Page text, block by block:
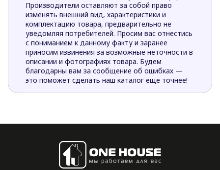
Производители оставляют за собой право
изменять внешний вид, характеристики и
комплектацию товара, предварительно не
уведомляя потребителей. Просим вас отнестись
с пониманием к данному факту и заранее
приносим извинения за возможные неточности в
описании и фотографиях товара. Будем
благодарны вам за сообщение об ошибках —
это поможет сделать наш каталог еще точнее!